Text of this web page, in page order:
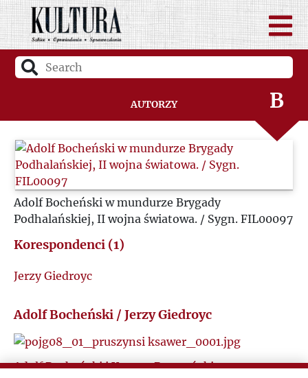
Autorzy
A
B
C
F
J
Adolf Bocheński w mundurze Brygady
Podhalańskiej, II wojna światowa. / Sygn. FIL00097
Korespondenci (1)
Jerzy Giedroyc
Adolf Bocheński / Jerzy Giedroyc
Adolf Bocheński i Xawery Pruszyński